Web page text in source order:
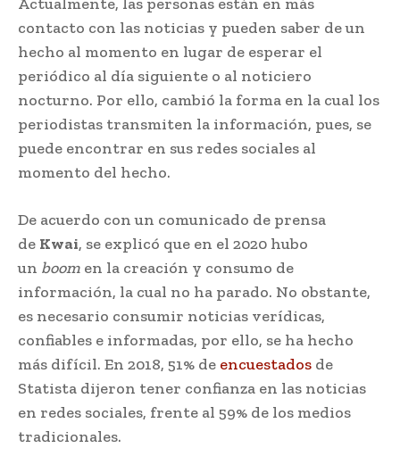
contacto con las noticias y pueden saber de un
hecho al momento en lugar de esperar el
periódico al día siguiente o al noticiero
nocturno. Por ello, cambió la forma en la cual los
periodistas transmiten la información, pues, se
puede encontrar en sus redes sociales al
momento del hecho.
De acuerdo con un comunicado de prensa
de Kwai, se explicó que en el 2020 hubo
un boom en la creación y consumo de
información, la cual no ha parado. No obstante,
es necesario consumir noticias verídicas,
confiables e informadas, por ello, se ha hecho
más difícil. En 2018, 51% de encuestados de
Statista dijeron tener confianza en las noticias
en redes sociales, frente al 59% de los medios
tradicionales.